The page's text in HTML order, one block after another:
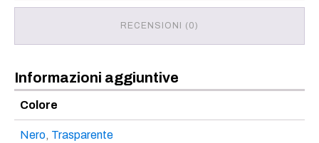
RECENSIONI (0)
Informazioni aggiuntive
Colore
Nero, Trasparente